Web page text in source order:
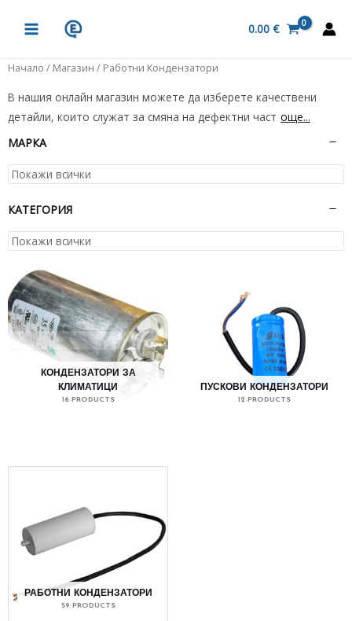
MENU
0.00 €
Начало / Магазин / Работни Кондензатори
В нашия онлайн магазин можете да изберете качествени
детайли, които служат за смяна на дефектни част още...
МАРКА
КАТЕГОРИЯ
КОНДЕНЗАТОРИ ЗА
КЛИМАТИЦИ
16 PRODUCTS
ПУСКОВИ КОНДЕНЗАТОРИ
12 PRODUCTS
РАБОТНИ КОНДЕНЗАТОРИ
59 PRODUCTS